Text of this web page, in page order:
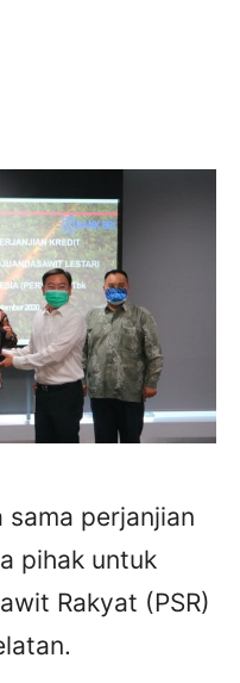
sama perjanjian
pihak untuk
Rakyat (PSR)